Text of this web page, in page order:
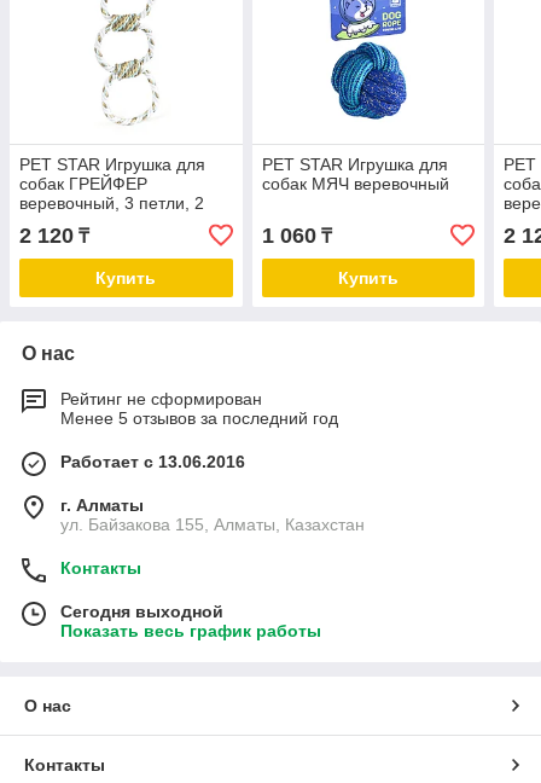
PET STAR Игрушка для
собак ГРЕЙФЕР
веревочный, 3 петли, 2
2 120 ₸
Купить
PET STAR Игрушка для
собак МЯЧ веревочный
1 060₸
Купить
PET
2
О нас
Рейтинг не сформирован
Менее 5 отзывов за последний год
Работает с 13.06.2016
г. Алматы
ул. Байзакова 155, Алматы, Казахстан
Контакты
Сегодня выходной
Показать весь график работы
О нас
Контакты